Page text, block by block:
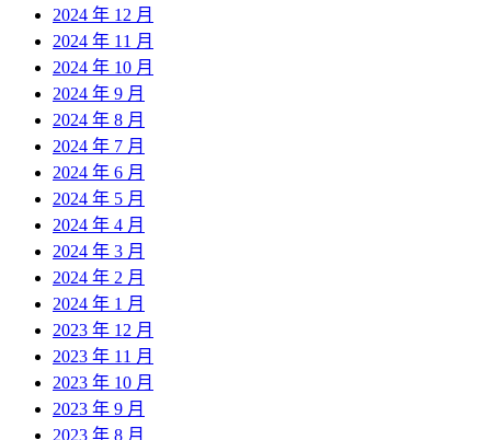
2024 年 12 月
2024 年 11 月
2024 年 10 月
2024 年 9 月
2024 年 8 月
2024 年 7 月
2024 年 6 月
2024 年 5 月
2024 年 4 月
2024 年 3 月
2024 年 2 月
2024 年 1 月
2023 年 12 月
2023 年 11 月
2023 年 10 月
2023 年 9 月
2023 年 8 月